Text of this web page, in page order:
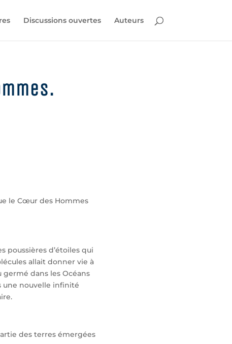
Discussions ouvertes Auteurs
le Cœur des Hommes
poussières d’étoiles qui
allait donner vie à
germé dans les Océans
une nouvelle infinité
des terres émergées